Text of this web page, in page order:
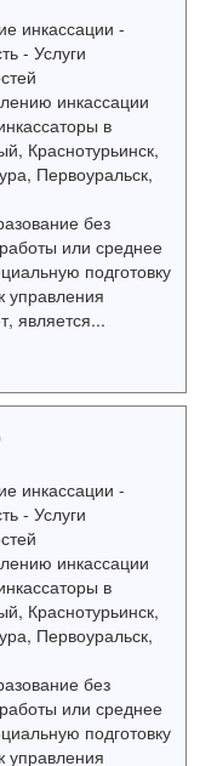
инкассации -
- Услуги
инкассации
в
Краснотурьинск,
Первоуральск,
без
или среднее
подготовку
управления
является...
инкассации -
- Услуги
инкассации
в
Краснотурьинск,
Первоуральск,
без
или среднее
подготовку
управления